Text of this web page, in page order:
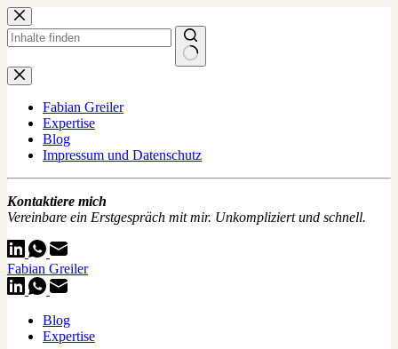
Zum
Inhalt
springen
Keine
Ergebnisse
Fabian Greiler
Expertise
Blog
Impressum und Datenschutz
Kontaktiere mich
Vereinbare ein Erstgespräch mit mir. Unkompliziert und schnell.
Fabian Greiler
Blog
Expertise